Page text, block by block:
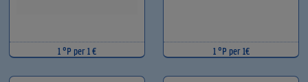
1 °P per 1 € 1 °P per 1€